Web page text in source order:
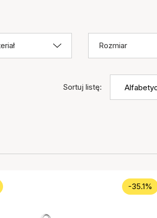
Rozmiar
Sortuj listę:
-35.1%